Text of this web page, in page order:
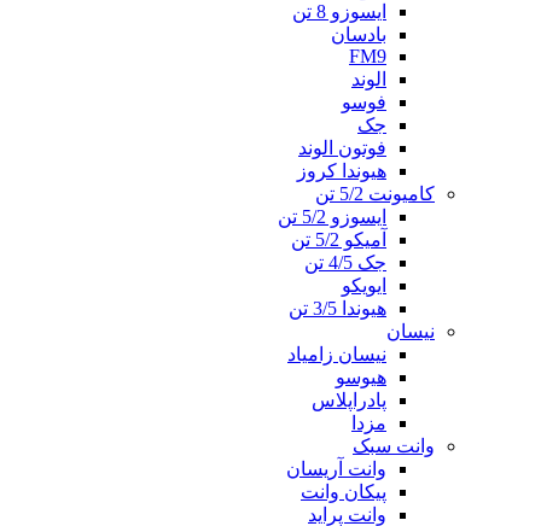
ایسوزو 8 تن
بادسان
FM9
الوند
فوسو
جک
فوتون الوند
هیوندا کروز
کامیونت 5/2 تن
ایسوزو 5/2 تن
آمیکو 5/2 تن
جک 4/5 تن
ایویکو
هیوندا 3/5 تن
نیسان
نیسان زامیاد
هیوسو
پادراپلاس
مزدا
وانت سبک
وانت آریسان
پیکان وانت
وانت پراید